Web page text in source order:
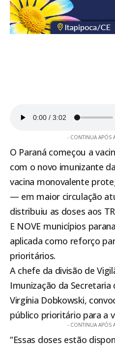
- CONTINUA APÓS
O Paraná começou a
com o novo imunizante
vacina monovalente
— em maior circulação
distribuiu as doses aos
E NOVE municípios
aplicada como reforço
prioritários.
A chefe da divisão de
Imunização da
Virgínia Dobkowski,
público prioritário para a
- CONTINUA APÓS
“Essas doses estão